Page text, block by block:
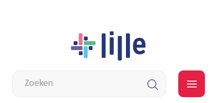
inhoud
zoek